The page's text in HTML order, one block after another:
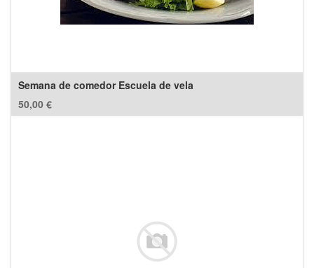
Semana de comedor Escuela de vela
50,00 €